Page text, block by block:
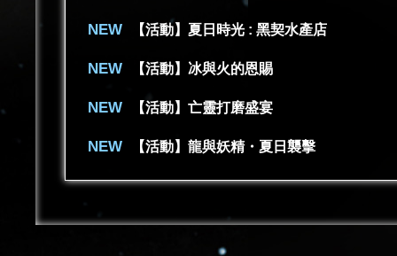
【活動】夏日時光 : 黑契水產店
【活動】冰與火的恩賜
【活動】亡靈打磨盛宴
【活動】龍與妖精・夏日襲擊